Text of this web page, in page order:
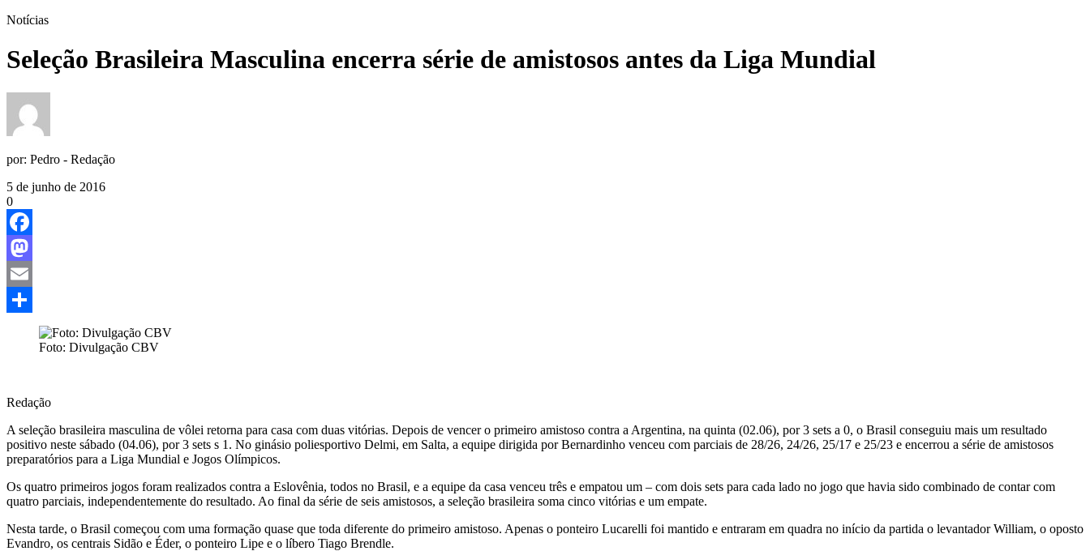
Notícias
Seleção Brasileira Masculina encerra série de amistosos antes da Liga Mundial
por: Pedro - Redação
5 de junho de 2016
0
Facebook
Mastodon
Email
Foto: Divulgação CBV
Redação
A seleção brasileira masculina de vôlei retorna para casa com duas vitórias. Depois de vencer o primeiro amistoso contra a Argentina, na quinta (02.06), por 3 sets a 0, o Brasil conseguiu mais um resultado
positivo neste sábado (04.06), por 3 sets s 1. No ginásio poliesportivo Delmi, em Salta, a equipe dirigida por Bernardinho venceu com parciais de 28/26, 24/26, 25/17 e 25/23 e encerrou a série de amistosos
preparatórios para a Liga Mundial e Jogos Olímpicos.
Os quatro primeiros jogos foram realizados contra a Eslovênia, todos no Brasil, e a equipe da casa venceu três e empatou um – com dois sets para cada lado no jogo que havia sido combinado de contar com
quatro parciais, independentemente do resultado. Ao final da série de seis amistosos, a seleção brasileira soma cinco vitórias e um empate.
Nesta tarde, o Brasil começou com uma formação quase que toda diferente do primeiro amistoso. Apenas o ponteiro Lucarelli foi mantido e entraram em quadra no início da partida o levantador William, o oposto
Evandro, os centrais Sidão e Éder, o ponteiro Lipe e o líbero Tiago Brendle.